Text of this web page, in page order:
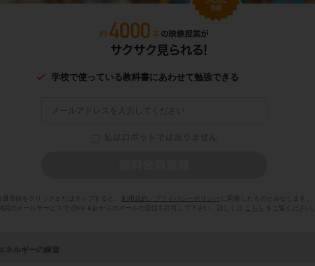
学校で使っている教科書にあわせて勉強できる
員登録をクリックまたはタップすると、 利用規約・プライバシーポリシー
に同意したものとみなします。
用のメールサービスで @try-it.jp からのメールの受信を許可して下さい。詳しくは
こちら をご覧ください。
ネルギーの練習